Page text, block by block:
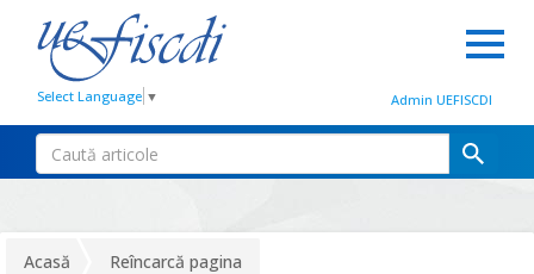
Select Language ▼ Admin UEFISCDI
Acasă Reîncarcă pagina